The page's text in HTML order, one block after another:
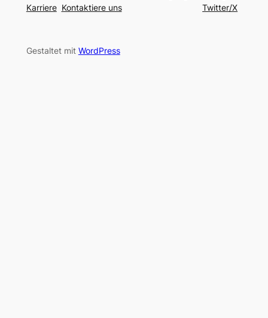
Karriere Kontaktiere uns
Twitter/X
Gestaltet mit WordPress